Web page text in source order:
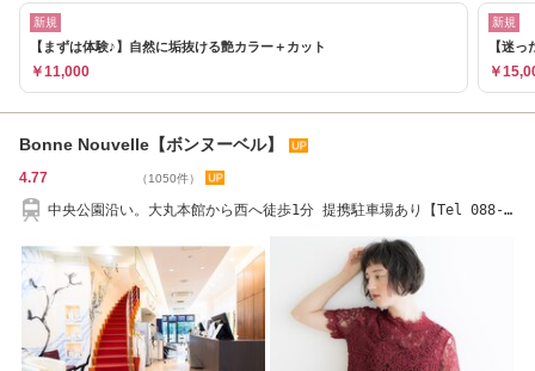
新規
【まずは体験♪】自然に垢抜ける艶カラー＋カット
￥11,000
新規
【迷
￥
Bonne Nouvelle【ボンヌーベル】
4.77 （1050件）
中央公園沿い。大丸本館から西へ徒歩1分 提携駐車場あり【Tel 088-